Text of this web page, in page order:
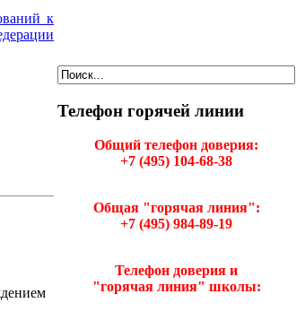
к
Телефон горячей линии
Общий телефон доверия:
+7 (495) 104-68-38
Общая "горячая линия":
+7 (495) 984-89-19
Телефон доверия и
"горячая линия" школы: